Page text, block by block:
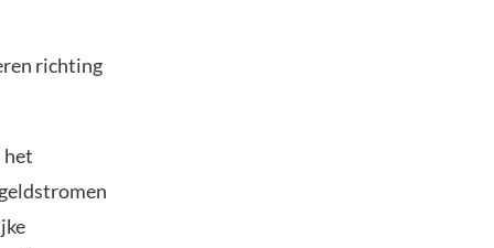
richting
het